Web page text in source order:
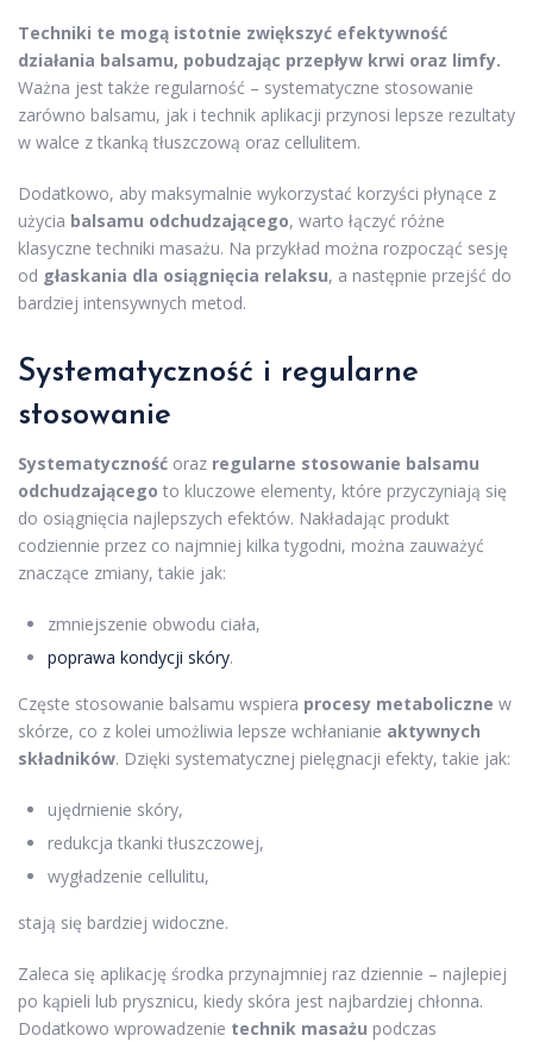
Techniki te mogą istotnie zwiększyć efektywność
działania balsamu, pobudzając przepływ krwi oraz limfy.
Ważna jest także regularność – systematyczne stosowanie
zarówno balsamu, jak i technik aplikacji przynosi lepsze rezultaty
w walce z tkanką tłuszczową oraz cellulitem.
Dodatkowo, aby maksymalnie wykorzystać korzyści płynące z
użycia balsamu odchudzającego, warto łączyć różne
klasyczne techniki masażu. Na przykład można rozpocząć sesję
od głaskania dla osiągnięcia relaksu, a następnie przejść do
bardziej intensywnych metod.
Systematyczność i regularne
stosowanie
Systematyczność oraz regularne stosowanie balsamu
odchudzającego to kluczowe elementy, które przyczyniają się
do osiągnięcia najlepszych efektów. Nakładając produkt
codziennie przez co najmniej kilka tygodni, można zauważyć
znaczące zmiany, takie jak:
zmniejszenie obwodu ciała,
poprawa kondycji skóry.
Częste stosowanie balsamu wspiera procesy metaboliczne w
skórze, co z kolei umożliwia lepsze wchłanianie aktywnych
składników. Dzięki systematycznej pielęgnacji efekty, takie jak:
ujędrnienie skóry,
redukcja tkanki tłuszczowej,
wygładzenie cellulitu,
stają się bardziej widoczne.
Zaleca się aplikację środka przynajmniej raz dziennie – najlepiej
po kąpieli lub prysznicu, kiedy skóra jest najbardziej chłonna.
Dodatkowo wprowadzenie technik masażu podczas